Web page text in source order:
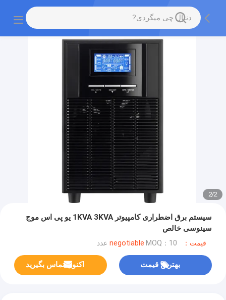
2
/
2
سیستم برق اضطراری کامپیوتر 1KVA 3KVA یو پی اس موج
سینوسی خالص
قیمت：negotiable MOQ：10 عدد
بهترین قیمت اکنون تماس بگیرید